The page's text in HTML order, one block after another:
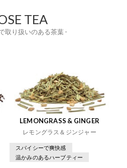
TEA
取り扱いのある茶葉 -
LEMONGRASS & GINGER
レモングラス＆ジンジャー
スパイシーで爽快感
温かみのあるハーブティー